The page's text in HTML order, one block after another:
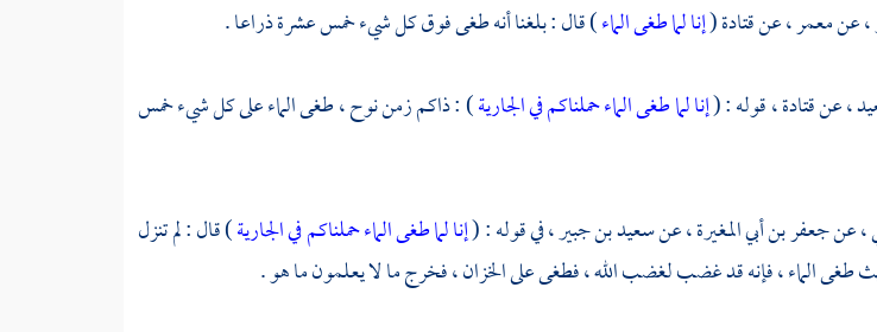
عنمعمر ،عنقتادة(إنا لما طغى الماء) قال : بلغنا أنه طغى فوق كل شيء خمس عشرة ذراعا .
،عنقتادة ،قوله : (إنا لما طغى الماء حملناكم في الجارية) : ذاكم زمننوح ،طغى الماء على كل شيء خمس
عنجعفر بن أبي المغيرة ،عنسعيد بن جبير ،في قوله : (إنا لما طغى الماء حملناكم في الجارية) قال : لم تنزل
طغى الماء ، فإنه قد غضب لغضب الله ، فطغى على الخزان ، فخرج ما لا يعلمون ما هو .